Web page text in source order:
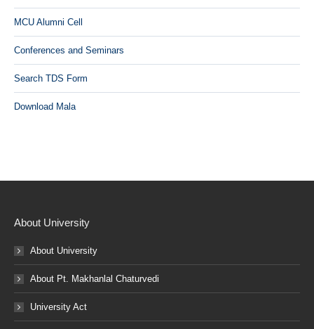
MCU Alumni Cell
Conferences and Seminars
Search TDS Form
Download Mala
About University
About University
About Pt. Makhanlal Chaturvedi
University Act